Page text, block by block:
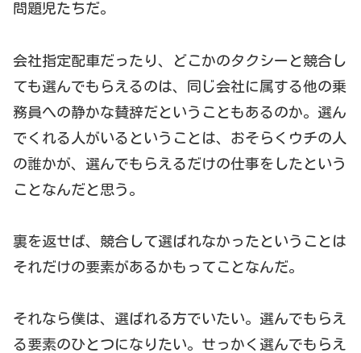
問題児たちだ。
会社指定配車だったり、どこかのタクシーと競合し
ても選んでもらえるのは、同じ会社に属する他の乗
務員への静かな賛辞だということもあるのか。選ん
でくれる人がいるということは、おそらくウチの人
の誰かが、選んでもらえるだけの仕事をしたという
ことなんだと思う。
裏を返せば、競合して選ばれなかったということは
それだけの要素があるかもってことなんだ。
それなら僕は、選ばれる方でいたい。選んでもらえ
る要素のひとつになりたい。せっかく選んでもらえ